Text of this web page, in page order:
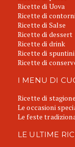
Ricette di Uova
Ricette di
Ricette di Salse
Ricette di dessert
Ricette di drink
Ricette di spuntini
Ricette di
I MENU DI
Ricette di stagione
Le occasioni
Le feste
LE ULTIME